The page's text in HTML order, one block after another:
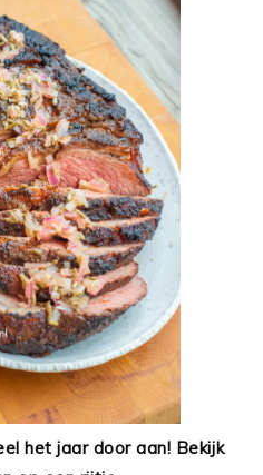
het jaar door aan! Bekijk